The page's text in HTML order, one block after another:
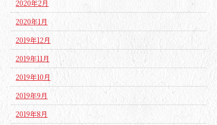
2020年2月
2020年1月
2019年12月
2019年11月
2019年10月
2019年9月
2019年8月